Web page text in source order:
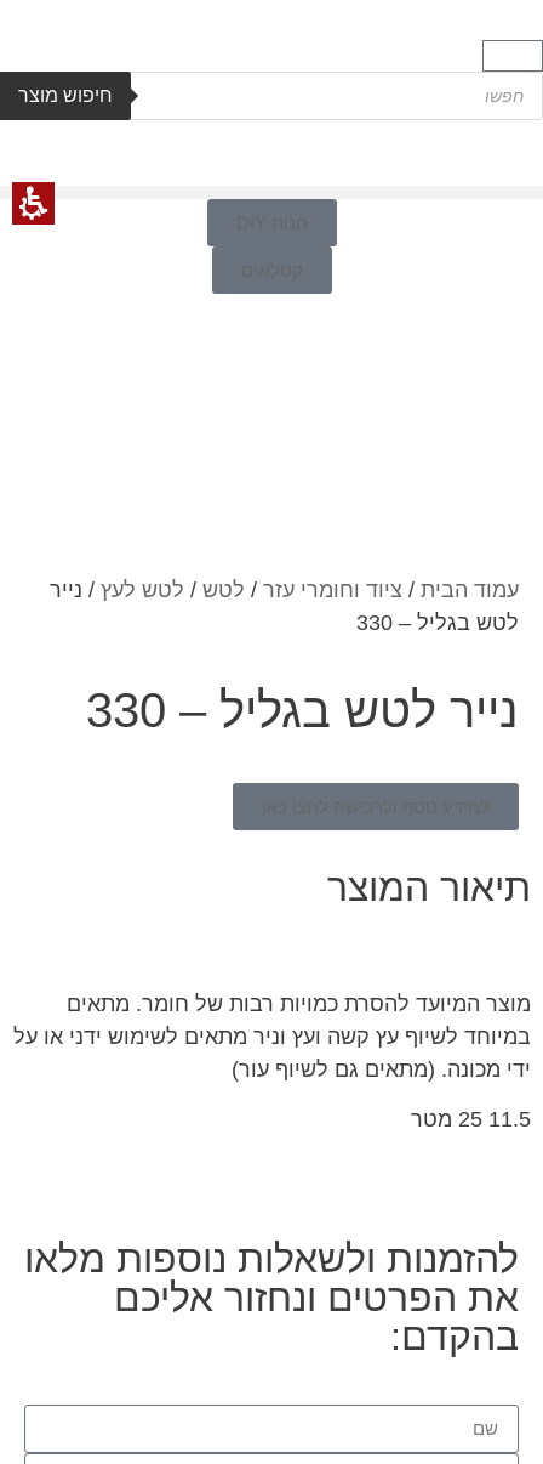
חיפוש מוצר
חנות DIY
קטלוגים
עמוד הבית / ציוד וחומרי עזר / לטש / לטש לעץ / נייר
לטש בגליל – 330
נייר לטש בגליל – 330
למידע נוסף ולרכישה לחצו כאן
תיאור המוצר
מוצר המיועד להסרת כמויות רבות של חומר. מתאים
במיוחד לשיוף עץ קשה ועץ וניר מתאים לשימוש ידני או על
ידי מכונה. (מתאים גם לשיוף עור)
11.5 25 מטר
להזמנות ולשאלות נוספות מלאו
את הפרטים ונחזור אליכם
בהקדם: